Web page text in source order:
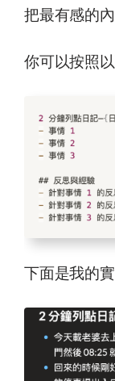
把最有感的
你可以按照
下面是我的